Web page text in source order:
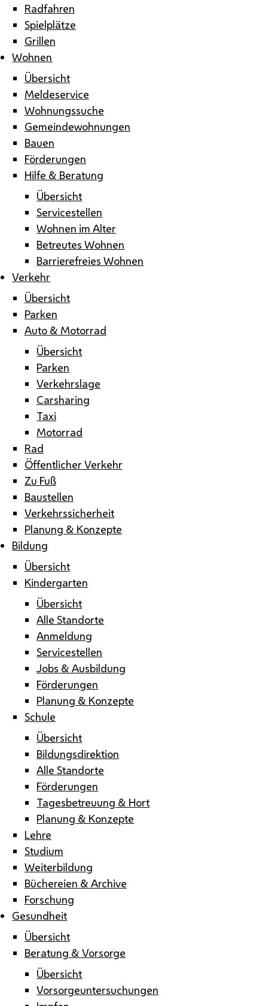
Radfahren
Spielplätze
Grillen
Wohnen
Übersicht
Meldeservice
Wohnungssuche
Gemeindewohnungen
Bauen
Förderungen
Hilfe & Beratung
Übersicht
Servicestellen
Wohnen im Alter
Betreutes Wohnen
Barrierefreies Wohnen
Verkehr
Übersicht
Parken
Auto & Motorrad
Übersicht
Parken
Verkehrslage
Carsharing
Taxi
Motorrad
Rad
Öffentlicher Verkehr
Zu Fuß
Baustellen
Verkehrssicherheit
Planung & Konzepte
Bildung
Übersicht
Kindergarten
Übersicht
Alle Standorte
Anmeldung
Servicestellen
Jobs & Ausbildung
Förderungen
Planung & Konzepte
Schule
Übersicht
Bildungsdirektion
Alle Standorte
Förderungen
Tagesbetreuung & Hort
Planung & Konzepte
Lehre
Studium
Weiterbildung
Büchereien & Archive
Forschung
Gesundheit
Übersicht
Beratung & Vorsorge
Übersicht
Vorsorgeuntersuchungen